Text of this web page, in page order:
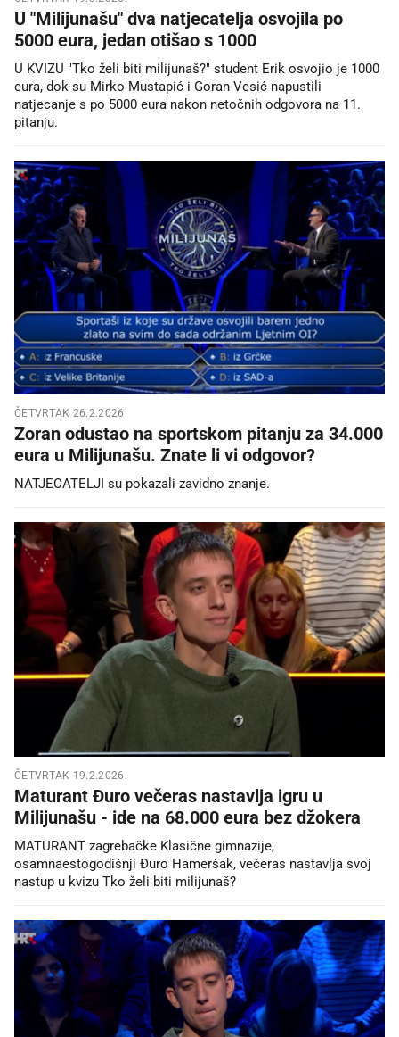
U "Milijunašu" dva natjecatelja osvojila po
5000 eura, jedan otišao s 1000
U KVIZU "Tko želi biti milijunaš?" student Erik osvojio je 1000
eura, dok su Mirko Mustapić i Goran Vesić napustili
natjecanje s po 5000 eura nakon netočnih odgovora na 11.
pitanju.
ČETVRTAK 26.2.2026.
Zoran odustao na sportskom pitanju za 34.000
eura u Milijunašu. Znate li vi odgovor?
NATJECATELJI su pokazali zavidno znanje.
ČETVRTAK 19.2.2026.
Maturant Đuro večeras nastavlja igru u
Milijunašu - ide na 68.000 eura bez džokera
MATURANT zagrebačke Klasične gimnazije,
osamnaestogodišnji Đuro Hameršak, večeras nastavlja svoj
nastup u kvizu Tko želi biti milijunaš?